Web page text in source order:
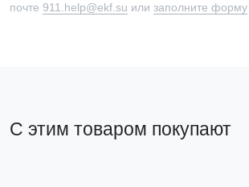
почте 911.help@ekf.su или заполните форму
С этим товаром покупают